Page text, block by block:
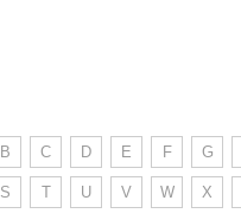
B C D E F G
S T U V W X